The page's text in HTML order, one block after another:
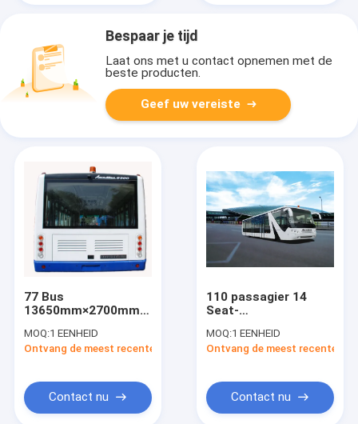
Bespaar je tijd
Laat ons met u contact opnemen met de
beste producten.
Geef uw vereiste
77 Bus
13650mm×2700mm×3178mm
Internationale
Luchthaven
MOQ:1 EENHEID
Ontvang de meest recente Prijs
Contact nu
110 passagier 14
Seat-
met Autotransmissie
MOQ:1 EENHEID
Ontvang de meest recente
Contact nu